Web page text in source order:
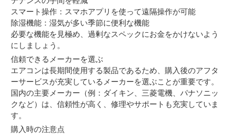
スマート操作：スマホアプリを使って遠隔操作が可能
除湿機能：湿気が多い季節に便利な機能
必要な機能を見極め、過剰なスペックにお金をかけないよう
にしましょう。
信頼できるメーカーを選ぶ
エアコンは長期間使用する製品であるため、購入後のアフタ
ーサービスが充実しているメーカーを選ぶことが重要です。
国内の主要メーカー（例：ダイキン、三菱電機、パナソニッ
クなど）は、信頼性が高く、修理やサポートも充実していま
す。
購入時の注意点